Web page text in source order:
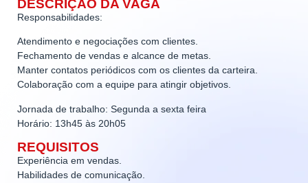
DESCRIÇÃO DA VAGA
Responsabilidades:
Atendimento e negociações com clientes.
Fechamento de vendas e alcance de metas.
Manter contatos periódicos com os clientes da carteira.
Colaboração com a equipe para atingir objetivos.
Jornada de trabalho: Segunda a sexta feira
Horário: 13h45 às 20h05
REQUISITOS
Experiência em vendas.
Habilidades de comunicação.